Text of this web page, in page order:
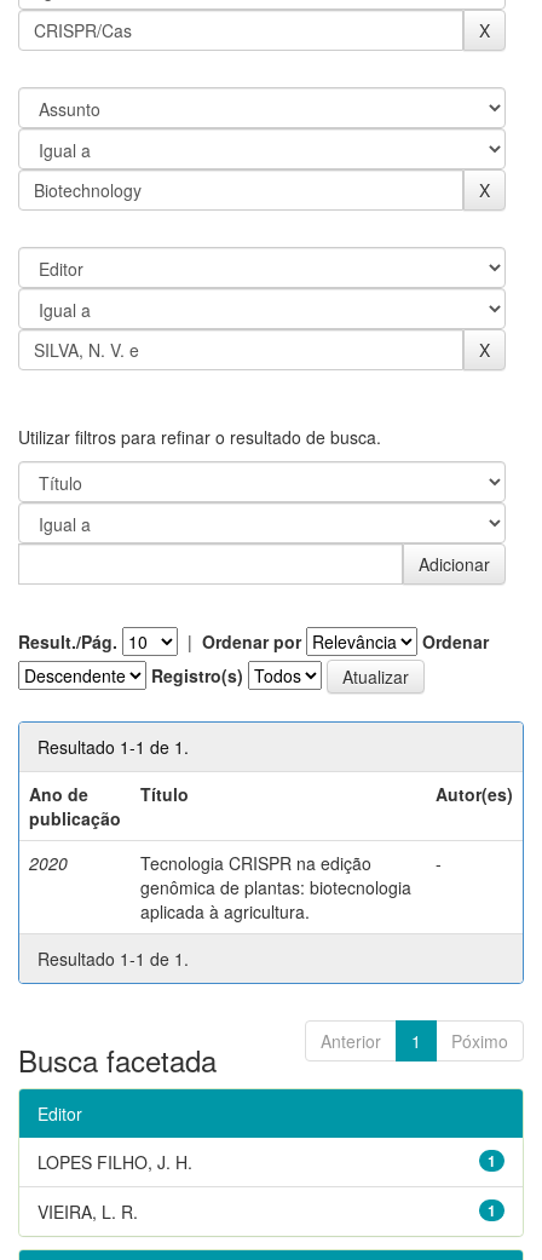
Utilizar filtros para refinar o resultado de busca.
Result./Pág. | Ordenar por
Ordenar
Registro(s)
Resultado 1-1 de 1.
Ano de
publicação
Título Autor(es)
2020
Tecnologia CRISPR na edição
genômica de plantas: biotecnologia
aplicada à agricultura.
-
Resultado 1-1 de 1.
Anterior 1 Póximo
Busca facetada
Editor
1
LOPES FILHO, J. H.
1
VIEIRA, L. R.